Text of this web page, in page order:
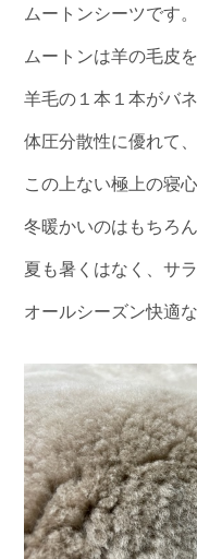
ムートンシーツです。
ムートンは羊の毛皮
羊毛の１本１本がバ
体圧分散性に優れて
この上ない極上の寝心
冬暖かいのはもちろん
夏も暑くはなく、サ
オールシーズン快適